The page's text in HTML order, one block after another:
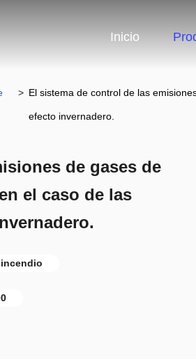
Inicio
> El sistema de control de las
efecto invernadero.
de gases de
el caso de las